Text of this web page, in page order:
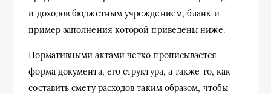
и доходов бюджетным учреждением, бланк и
пример заполнения которой приведены ниже.
Нормативными актами четко прописывается
форма документа, его структура, а также то, как
составить смету расходов таким образом, чтобы